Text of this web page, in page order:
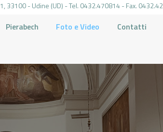
33100 - Udine (UD) - Tel. 0432.470814 - Fax.
Pierabech Foto e Video Contatti